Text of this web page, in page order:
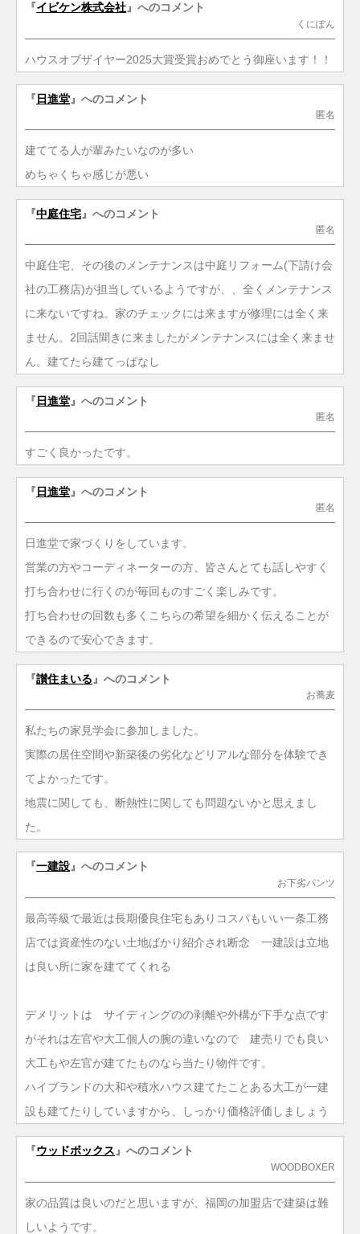
『イビケン株式会社』へのコメント
くにぽん
ハウスオブザイヤー2025大賞受賞おめでとう御座います！！
『日進堂 』へのコメント
匿名
建ててる人が輩みたいなのが多い
めちゃくちゃ感じが悪い
『中庭住宅 』へのコメント
匿名
中庭住宅、その後のメンテナンスは中庭リフォーム(下請け会
社の工務店)が担当しているようですが、、全くメンテナンス
に来ないですね。家のチェックには来ますが修理には全く来
ません。2回話聞きに来ましたがメンテナンスには全く来ませ
ん。建てたら建てっぱなし
『 日進堂 』へのコメント
匿名
すごく良かったです。
『 日進堂 』へのコメント
匿名
日進堂で家づくりをしています。
営業の方やコーディネーターの方、皆さんとても話しやすく
打ち合わせに行くのが毎回ものすごく楽しみです。
打ち合わせの回数も多くこちらの希望を細かく伝えることが
できるので安心できます。
『讃住まいる』へのコメント
お蕎麦
私たちの家見学会に参加しました。
実際の居住空間や新築後の劣化などリアルな部分を体験でき
てよかったです。
地震に関しても、断熱性に関しても問題ないかと思えまし
た。
『一建設』へのコメント
お下劣パンツ
最高等級で最近は長期優良住宅もありコスパもいい一条工務
店では資産性のない土地ばかり紹介され断念 一建設は立地
は良い所に家を建ててくれる
デメリットは サイディングのの剥離や外構が下手な点です
がそれは左官や大工個人の腕の違いなので 建売りでも良い
大工もや左官が建てたものなら当たり物件です。
ハイブランドの大和や積水ハウス建てたことある大工が一建
設も建てたりしていますから、しっかり価格評価しましょう
『ウッドボックス』へのコメント
WOODBOXER
家の品質は良いのだと思いますが、福岡の加盟店で建築は難
しいようです。